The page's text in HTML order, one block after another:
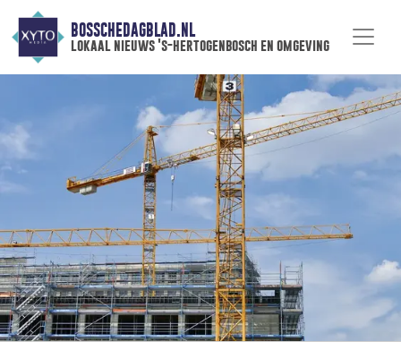
BOSSCHEDAGBLAD.NL
lokaal nieuws 's-hertogenbosch en omgeving